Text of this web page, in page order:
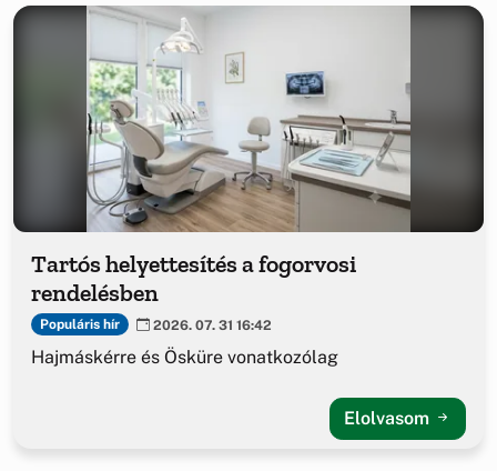
Tartós helyettesítés a fogorvosi
rendelésben
Populáris hír 2026. 07. 31 16:42
Hajmáskérre és Ösküre vonatkozólag
Elolvasom